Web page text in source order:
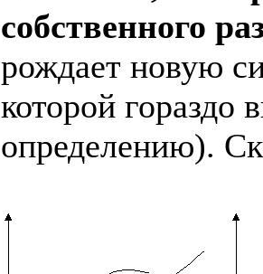
собственного
рождает новую
которой
определению).